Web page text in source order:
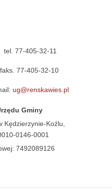
tel. 77-405-32-11
faks. 77-405-32-10
ug@renskawies.pl
Gminy
Kędzierzynie-Koźlu,
0146-0001
7492089126